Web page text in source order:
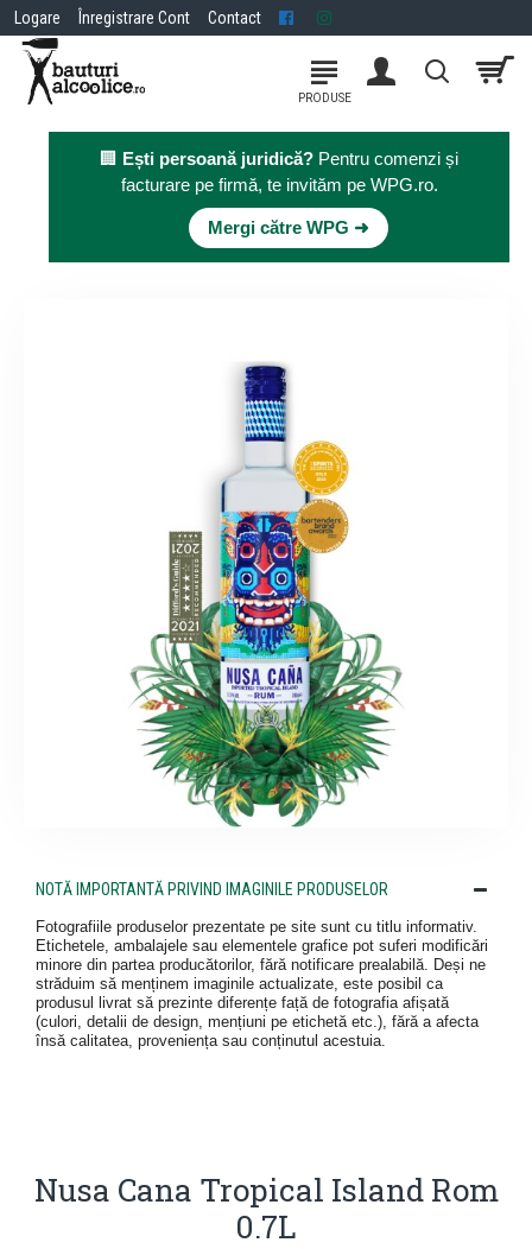
Logare Înregistrare Cont Contact
🏢 Ești persoană juridică? Pentru comenzi și
facturare pe firmă, te invităm pe WPG.ro.
Mergi către WPG ➜
NOTĂ IMPORTANTĂ PRIVIND IMAGINILE PRODUSELOR
Fotografiile produselor prezentate pe site sunt cu titlu informativ.
Etichetele, ambalajele sau elementele grafice pot suferi modificări
minore din partea producătorilor, fără notificare prealabilă. Deși ne
străduim să menținem imaginile actualizate, este posibil ca
produsul livrat să prezinte diferențe față de fotografia afișată
(culori, detalii de design, mențiuni pe etichetă etc.), fără a afecta
însă calitatea, proveniența sau conținutul acestuia.
Nusa Cana Tropical Island Rom
0.7L